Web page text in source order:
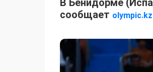
В Бенидорме
сообщает olympic.kz